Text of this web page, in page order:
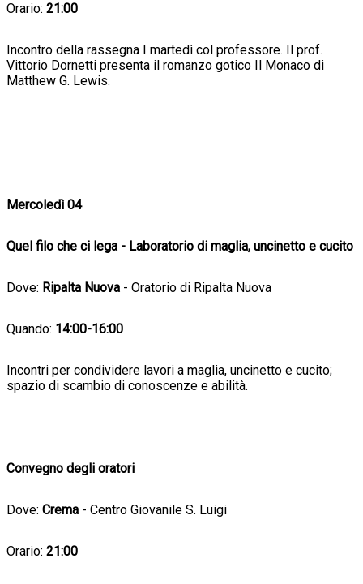
Orario: 21:00
Incontro della rassegna I martedì col professore. Il prof.
Vittorio Dornetti presenta il romanzo gotico Il Monaco di
Matthew G. Lewis.
Mercoledì 04
Quel filo che ci lega - Laboratorio di maglia, uncinetto e cucito
Dove: Ripalta Nuova - Oratorio di Ripalta Nuova
Quando: 14:00-16:00
Incontri per condividere lavori a maglia, uncinetto e cucito;
spazio di scambio di conoscenze e abilità.
Convegno degli oratori
Dove: Crema - Centro Giovanile S. Luigi
Orario: 21:00